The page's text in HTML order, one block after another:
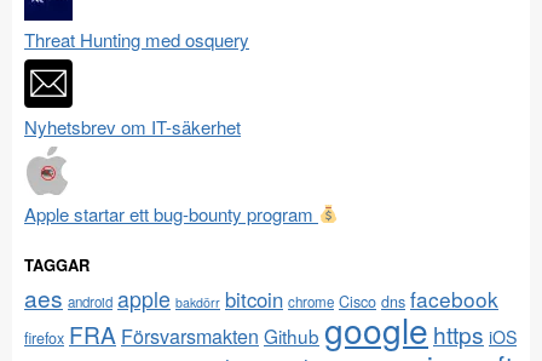
Threat Hunting med osquery
Nyhetsbrev om IT-säkerhet
Apple startar ett bug-bounty program
TAGGAR
aes android apple bakdörr bitcoin chrome Cisco dns facebook
firefox FRA Försvarsmakten Github google https iOS